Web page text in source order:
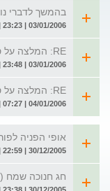
בהמשך לדברי
03/01/2006 | 23:23 | מאת: דני לא רופא ולא מטפל
RE: המלצה על ספר
03/01/2006 | 23:48 | מאת: חיפאית
RE: המלצה על ספר
04/01/2006 | 07:27 | מאת: א
אופי הפניה
30/12/2005 | 22:59 | מאת:
חג חנוכה שמח